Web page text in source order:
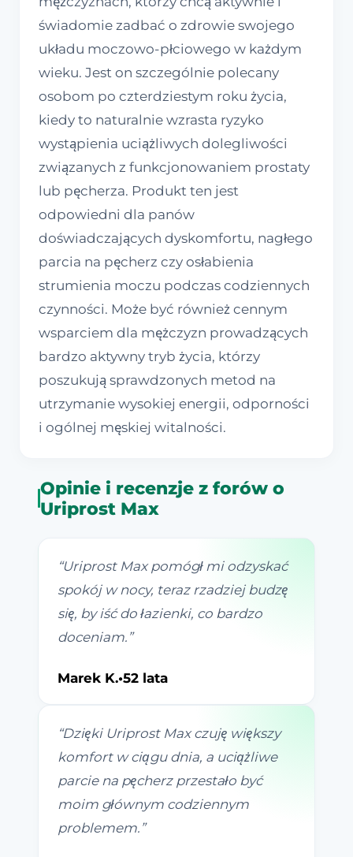
świadomie zadbać o zdrowie swojego
układu moczowo-płciowego w każdym
wieku. Jest on szczególnie polecany
osobom po czterdziestym roku życia,
kiedy to naturalnie wzrasta ryzyko
wystąpienia uciążliwych dolegliwości
związanych z funkcjonowaniem prostaty
lub pęcherza. Produkt ten jest
odpowiedni dla panów
doświadczających dyskomfortu, nagłego
parcia na pęcherz czy osłabienia
strumienia moczu podczas codziennych
czynności. Może być również cennym
wsparciem dla mężczyzn prowadzących
bardzo aktywny tryb życia, którzy
poszukują sprawdzonych metod na
utrzymanie wysokiej energii, odporności
i ogólnej męskiej witalności.
Opinie i recenzje z forów o
Uriprost Max
“Uriprost Max pomógł mi odzyskać
spokój w nocy, teraz rzadziej budzę
się, by iść do łazienki, co bardzo
doceniam. ”
Marek K.•52 lata
“Dzięki Uriprost Max czuję większy
komfort w ciągu dnia, a uciążliwe
parcie na pęcherz przestało być
moim głównym codziennym
problemem. ”